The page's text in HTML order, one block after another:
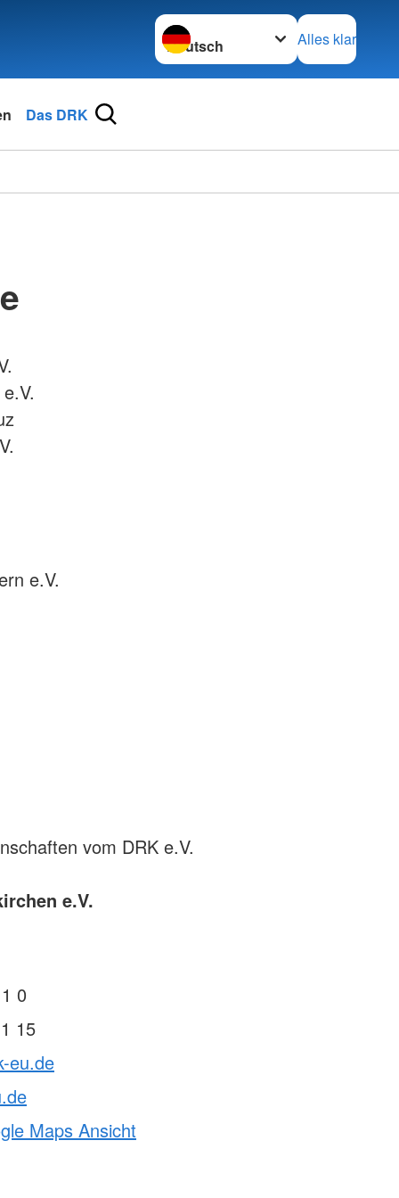
Sprache wechseln zu
Alles klar
Das DRK
e.V.
vom DRK e.V.
e.V.
0
15
eu.de
Maps Ansicht